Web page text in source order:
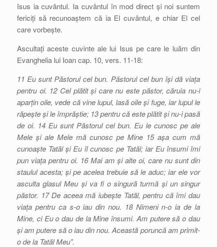
Isus ia cuvântul. Ia cuvântul în mod direct și noi suntem
fericiți să recunoaștem că ia El cuvântul, e chiar El cel
care vorbește.
Ascultați aceste cuvinte ale lui Isus pe care le luăm din
Evanghelia lui Ioan cap. 10, vers. 11-18:
11 Eu sunt Păstorul cel bun. Păstorul cel bun își dă viața
pentru oi. 12 Cel plătit și care nu este păstor, căruia nu-i
aparțin oile, vede că vine lupul, lasă oile și fuge, iar lupul le
răpește și le împrăștie; 13 pentru că este plătit și nu-i pasă
de oi. 14 Eu sunt Păstorul cel bun. Eu le cunosc pe ale
Mele și ale Mele mă cunosc pe Mine 15 așa cum mă
cunoaște Tatăl și Eu îl cunosc pe Tatăl; iar Eu însumi îmi
pun viața pentru oi. 16 Mai am și alte oi, care nu sunt din
staulul acesta; și pe acelea trebuie să le aduc; iar ele vor
asculta glasul Meu și va fi o singură turmă și un singur
păstor. 17 De aceea mă iubește Tatăl, pentru că îmi dau
viața pentru ca s-o iau din nou. 18 Nimeni n-o ia de la
Mine, ci Eu o dau de la Mine însumi. Am putere să o dau
și am putere să o iau din nou. Această poruncă am primit-
o de la Tatăl Meu”.